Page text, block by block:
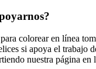
colorear en línea
si apoya el trabajo
nuestra página en